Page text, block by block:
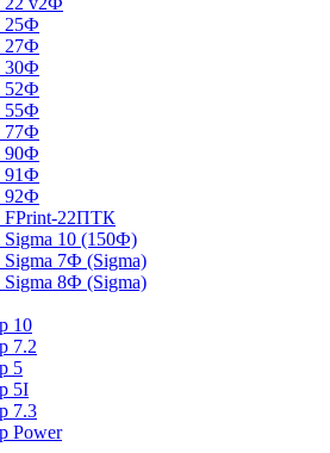
22ПТК
10 (150Ф)
7Ф (Sigma)
8Ф (Sigma)
10
7.2
5
5I
7.3
Power